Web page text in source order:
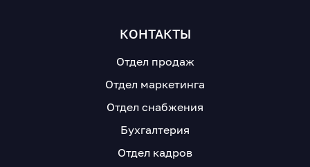
КОНТАКТЫ
Отдел продаж
Отдел маркетинга
Отдел снабжения
Бухгалтерия
Отдел кадров